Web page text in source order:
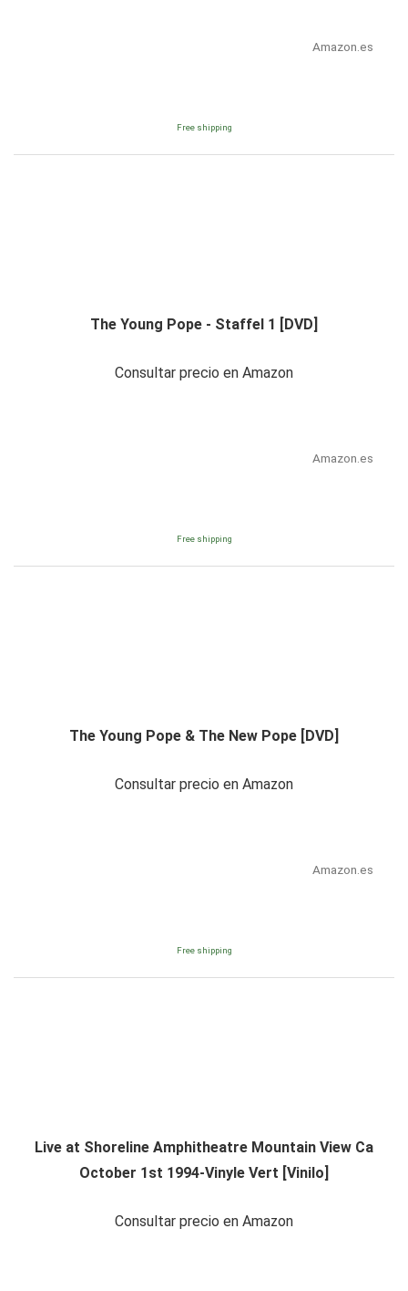
Amazon.es
Free shipping
The Young Pope - Staffel 1 [DVD]
Consultar precio en Amazon
Amazon.es
Free shipping
The Young Pope & The New Pope [DVD]
Consultar precio en Amazon
Amazon.es
Free shipping
Live at Shoreline Amphitheatre Mountain View Ca
October 1st 1994-Vinyle Vert [Vinilo]
Consultar precio en Amazon